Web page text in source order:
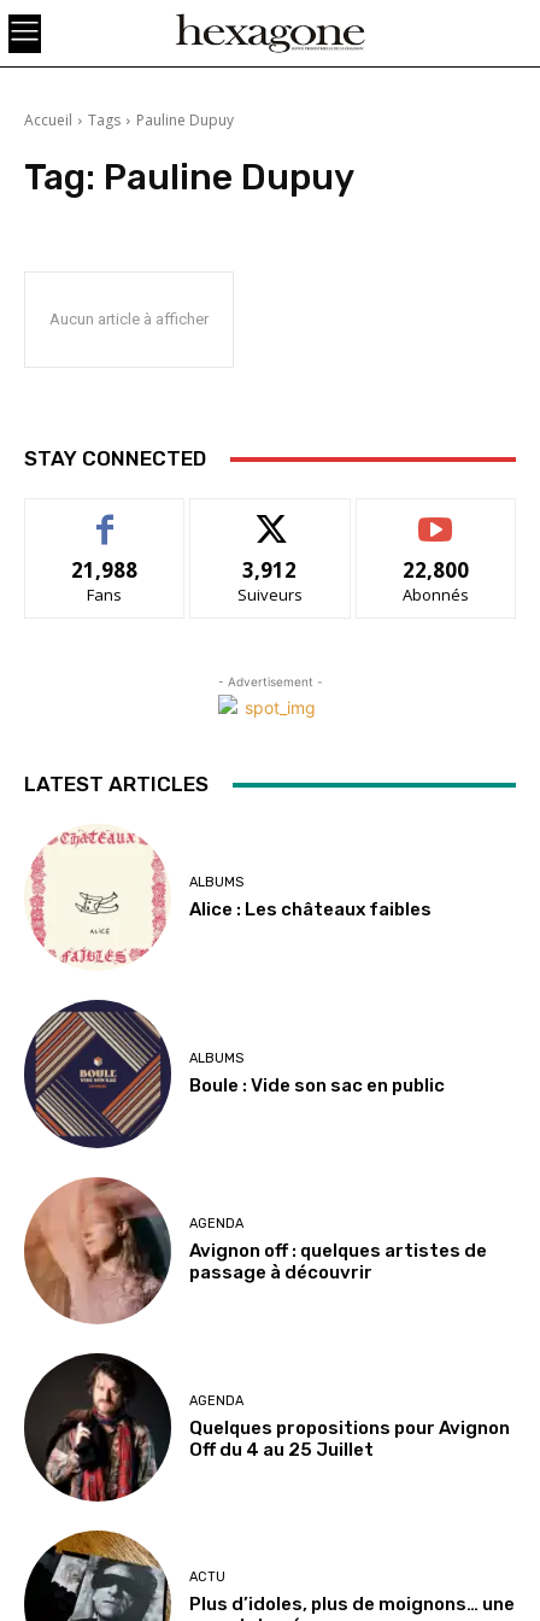
Accueil Tags Pauline Dupuy
Tag: Pauline Dupuy
Aucun article à afficher
STAY CONNECTED
21,988
Fans
3,912
Suiveurs
22,800
Abonnés
- Advertisement -
LATEST ARTICLES
ALBUMS
Alice : Les châteaux faibles
ALBUMS
Boule : Vide son sac en public
AGENDA
Avignon off : quelques artistes de
passage à découvrir
AGENDA
Quelques propositions pour Avignon
Off du 4 au 25 Juillet
ACTU
Plus d’idoles, plus de moignons… une